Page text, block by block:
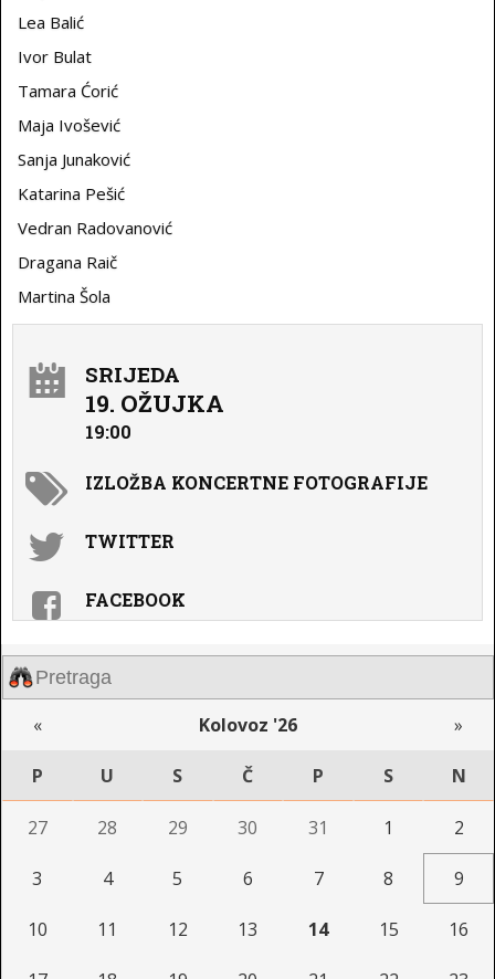
Lea Balić
Ivor Bulat
Tamara Ćorić
Maja Ivošević
Sanja Junaković
Katarina Pešić
Vedran Radovanović
Dragana Raič
Martina Šola
SRIJEDA
19. OŽUJKA
19:00
IZLOŽBA KONCERTNE FOTOGRAFIJE
TWITTER
FACEBOOK
« Kolovoz '26 »
P U S Č P S N
27 28 29 30 31 1 2
3 4 5 6 7 8 9
10 11 12 13 14 15 16